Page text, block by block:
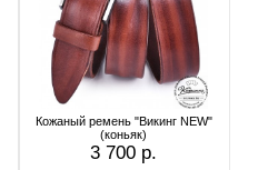
Кожаный ремень "Викинг NEW"
(коньяк)
3 700 р.